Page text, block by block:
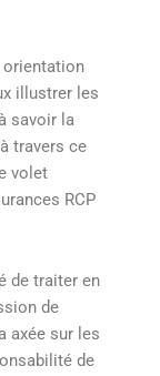
orientation
illustrer les
savoir la
travers ce
volet
RCP
de traiter en
de
axée sur les
de